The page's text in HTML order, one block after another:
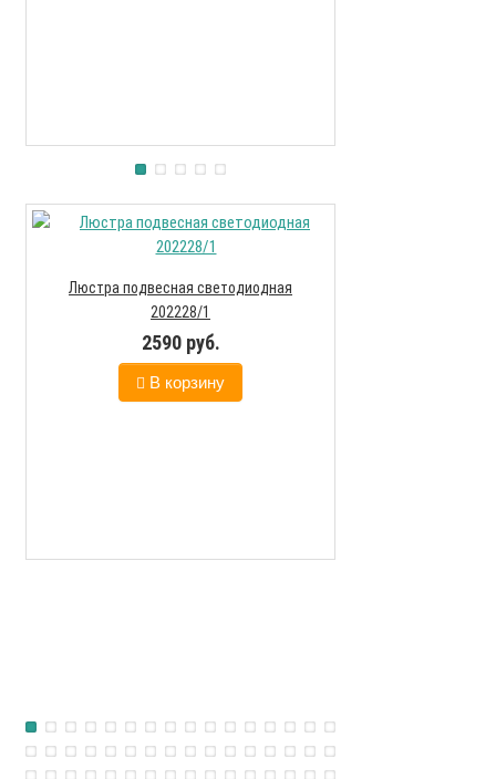
Люстра подвесная светодиодная
202228/1
2590 руб.
В корзину